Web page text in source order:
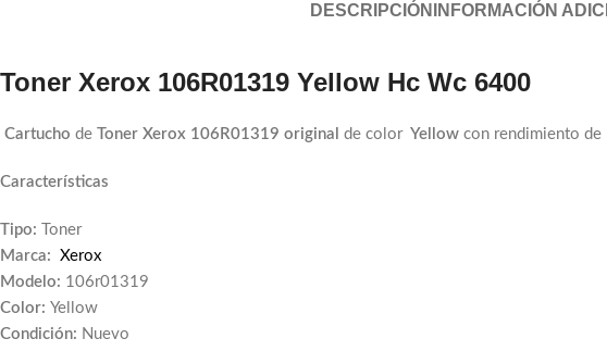
DESCRIPCIÓN INFORMACIÓN
Toner Xerox 106R01319 Yellow Hc Wc 6400
Cartucho de Toner Xerox 106R01319 original de color Yellow con rendimiento de
Características
Tipo: Toner
Marca: Xerox
Modelo: 106r01319
Color: Yellow
Condición: Nuevo